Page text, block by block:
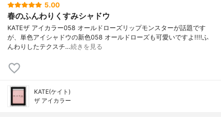
5.00
春のふんわりくすみシャドウ
KATEザ アイカラー058 オールドローズリップモンスターが話題です
が、単色アイシャドウの新色058 オールドローズも可愛いですよ!!!!ふ
んわりしたテクスチ…続きを見る
KATE(ケイト)
ザ アイカラー